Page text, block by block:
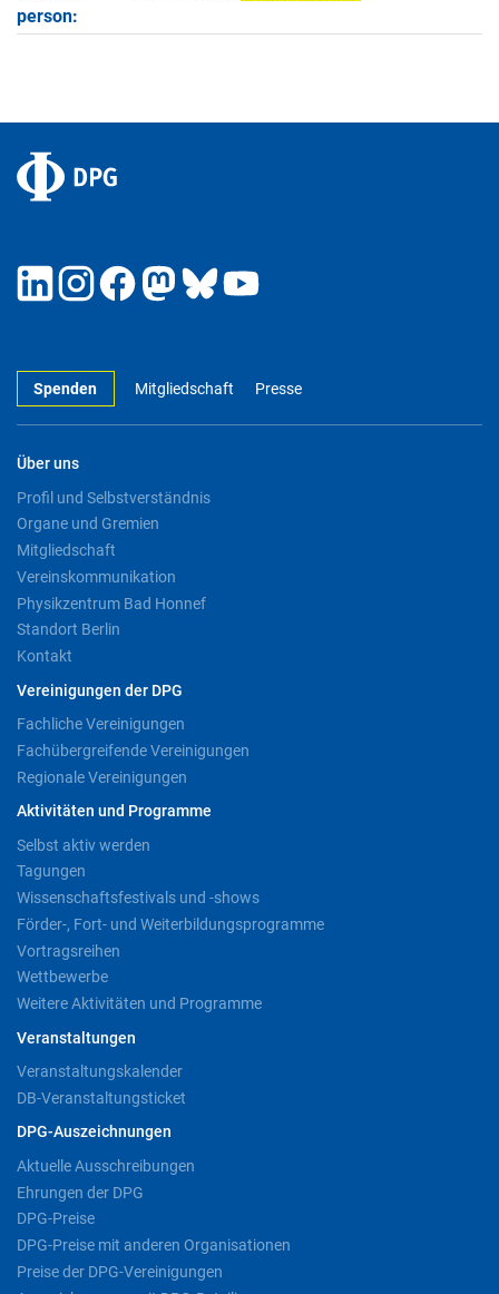
person:
Spenden Mitgliedschaft Presse
Über uns
Profil und Selbstverständnis
Organe und Gremien
Mitgliedschaft
Vereinskommunikation
Physikzentrum Bad Honnef
Standort Berlin
Kontakt
Vereinigungen der DPG
Fachliche Vereinigungen
Fachübergreifende Vereinigungen
Regionale Vereinigungen
Aktivitäten und Programme
Selbst aktiv werden
Tagungen
Wissenschaftsfestivals und -shows
Förder-, Fort- und Weiterbildungsprogramme
Vortragsreihen
Wettbewerbe
Weitere Aktivitäten und Programme
Veranstaltungen
Veranstaltungskalender
DB-Veranstaltungsticket
DPG-Auszeichnungen
Aktuelle Ausschreibungen
Ehrungen der DPG
DPG-Preise
DPG-Preise mit anderen Organisationen
Preise der DPG-Vereinigungen